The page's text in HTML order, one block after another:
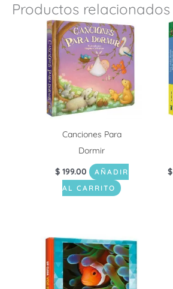
Productos relacionados
Canciones Para
Dormir
$199.00
AÑADIR
AL CARRITO
$